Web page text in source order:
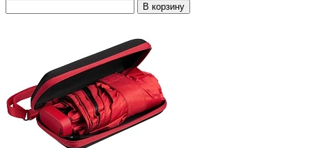
В корзину